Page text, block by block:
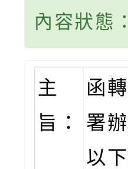
內容狀態
主
旨：
函
署
以